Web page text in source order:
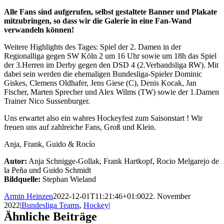
Alle Fans sind aufgerufen, selbst gestaltete Banner und Plakate
mitzubringen, so dass wir die Galerie in eine Fan-Wand
verwandeln können!
Weitere Highlights des Tages: Spiel der 2. Damen in der
Regionalliga gegen SW Köln 2 um 16 Uhr sowie um 18h das Spiel
der 3.Herren im Derby gegen den DSD 4 (2.Verbandsliga RW). Mit
dabei sein werden die ehemaligen Bundesliga-Spieler Dominic
Giskes, Clemens Oldhafer, Jens Giese (C), Denis Kocak, Jan
Fischer, Marten Sprecher und Alex Wilms (TW) sowie der 1.Damen
Trainer Nico Sussenburger.
Uns erwartet also ein wahres Hockeyfest zum Saisonstart ! Wir
freuen uns auf zahlreiche Fans, Groß und Klein.
Anja, Frank, Guido & Rocío
Autor: Anja Schnigge-Gollak, Frank Hartkopf, Rocio Melgarejo de
la Peña und Guido Schmidt
Bildquelle: Stephan Wieland
Armin Heinzen2022-12-01T11:21:46+01:0022. November
2022|Bundesliga Teams, Hockey|
Ähnliche Beiträge